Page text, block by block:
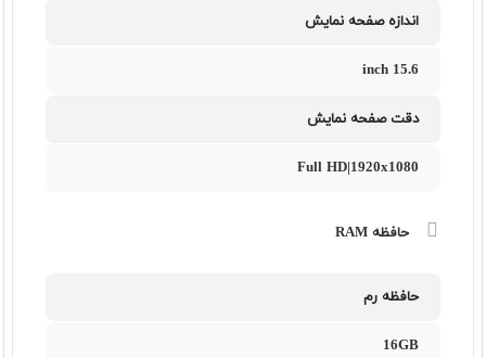
اندازه صفحه نمایش
15.6 inch
دقت صفحه نمایش
Full HD|1920x1080
حافظه RAM
حافظه رم
16GB